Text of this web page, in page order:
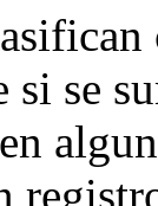
si se